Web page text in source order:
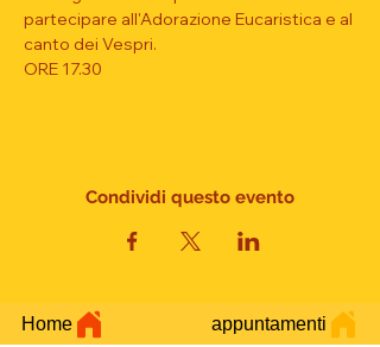
partecipare all'Adorazione Eucaristica e al
canto dei Vespri.
ORE 17.30
Condividi questo evento
Home appuntamenti